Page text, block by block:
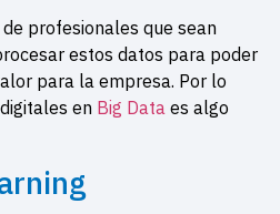
profesionales que sean
estos datos para poder
para la empresa. Por lo
en Big Data es algo